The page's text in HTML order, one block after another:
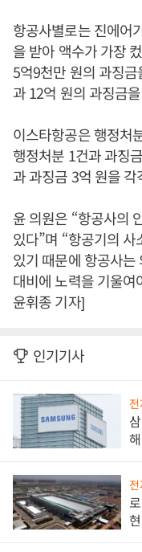
항공사별로는 진에어
을 받아 액수가 가장
5억9천만 원의 과징
과 12억 원의 과징금
이스타항공은 행정처
행정처분 1건과 과징
과 과징금 3억 원을 각
윤 의원은 “항공사의
있다”며 “항공기의
있기 때문에 항공사
대비에 노력을 기울
윤휘종 기자]
인기기사
전
전